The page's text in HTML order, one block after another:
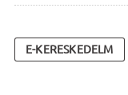
E-KERESKEDELM